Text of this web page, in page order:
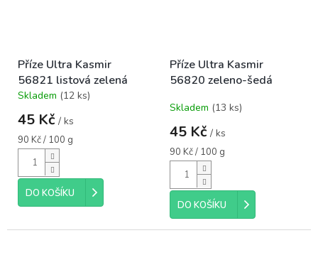
Příze Ultra Kasmir
56821 listová zelená
Průměrné
hodnocení
produktu
je
5,0
5
hvězdiček.
Skladem (12 ks)
45 Kč / ks
Měrná
cena:
90 Kč / 100 g
DO KOŠÍKU
Příze Ultra Kasmir
56820 zeleno-šedá
Skladem (13 ks)
45 Kč / ks
Měrná
cena:
90 Kč / 100 g
DO KOŠÍKU